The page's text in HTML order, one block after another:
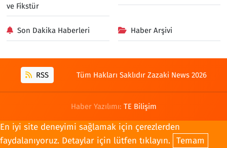
ve Fikstür
Son Dakika Haberleri Haber Arşivi
RSS Tüm Hakları Saklıdır Zazaki News 2026
Haber Yazılımı: TE Bilişim
En iyi site deneyimi sağlamak için çerezlerden
faydalanıyoruz. Detaylar için lütfen tıklayın. Temam